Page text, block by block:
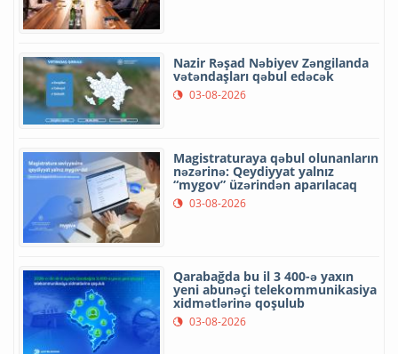
Nazir Rəşad Nəbiyev Zəngilanda
vətəndaşları qəbul edəcək
03-08-2026
Magistraturaya qəbul olunanların
nəzərinə: Qeydiyyat yalnız
“mygov” üzərindən aparılacaq
03-08-2026
Qarabağda bu il 3 400-ə yaxın
yeni abunəçi telekommunikasiya
xidmətlərinə qoşulub
03-08-2026